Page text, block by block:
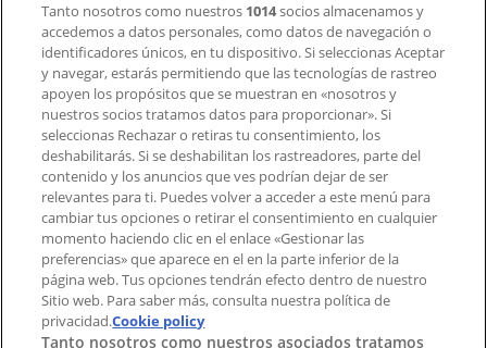
Contacto comercial y de marketing
Tienda mal colocada en el mapa
Notificar un folleto
¿Encontraste un problema en la web o en la
aplicación?
Índices
Marcas
Marcas locales
Negocios
Tanto nosotros como nuestros 1014socios almacenamos y
accedemos a datos personales, como datos de navegación o
identificadores únicos, en tu dispositivo. Si seleccionas Aceptar
y navegar, estarás permitiendo que las tecnologías de rastreo
apoyen los propósitos que se muestran en «nosotros y
nuestros socios tratamos datos para proporcionar». Si
seleccionas Rechazar o retiras tu consentimiento, los
deshabilitarás. Si se deshabilitan los rastreadores, parte del
contenido y los anuncios que ves podrían dejar de ser
relevantes para ti. Puedes volver a acceder a este menú para
cambiar tus opciones o retirar el consentimiento en cualquier
momento haciendo clic en el enlace «Gestionar las
preferencias» que aparece en el en la parte inferior de la
página web. Tus opciones tendrán efecto dentro de nuestro
Sitio web. Para saber más, consulta nuestra política de
privacidad.Cookie policy
Tanto nosotros como nuestros asociados tratamos